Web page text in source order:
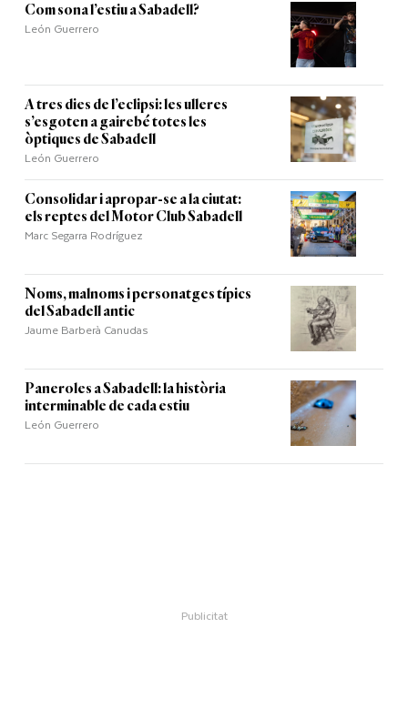
Com sona l’estiu a Sabadell?
León Guerrero
A tres dies de l’eclipsi: les ulleres
s’esgoten a gairebé totes les
òptiques de Sabadell
León Guerrero
Consolidar i apropar-se a la ciutat:
els reptes del Motor Club Sabadell
Marc Segarra Rodríguez
Noms, malnoms i personatges típics
del Sabadell antic
Jaume Barberà Canudas
Paneroles a Sabadell: la història
interminable de cada estiu
León Guerrero